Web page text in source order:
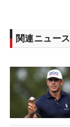
関連ニュース